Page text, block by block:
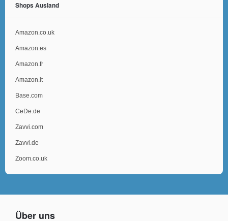
Shops Ausland
Amazon.co.uk
Amazon.es
Amazon.fr
Amazon.it
Base.com
CeDe.de
Zavvi.com
Zavvi.de
Zoom.co.uk
Über uns